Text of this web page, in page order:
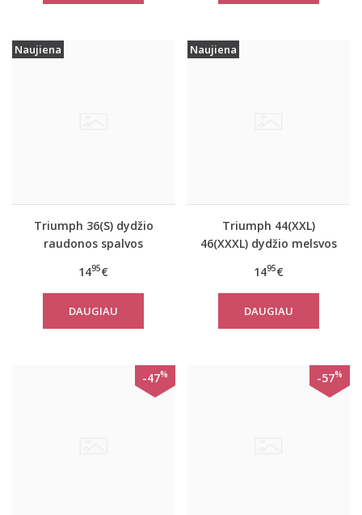
Naujiena
Triumph 36(S) dydžio
raudonos spalvos
miego palaidinė Mix
Match LSL TOP 02
1495€
DAUGIAU
Naujiena
Triumph 44(XXL)
46(XXXL) dydžio melsvos
medvilninė miego
palaidinė Mix Match LSL
TOP Chest Pocket 01
1495€
DAUGIAU
-47% -57%